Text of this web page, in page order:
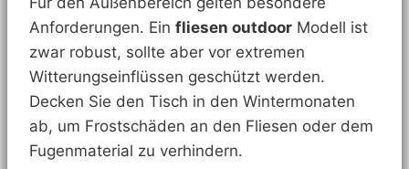
Anforderungen. Ein fliesen outdoor Modell ist
zwar robust, sollte aber vor extremen
Witterungseinflüssen geschützt werden.
Decken Sie den Tisch in den Wintermonaten
ab, um Frostschäden an den Fliesen oder dem
Fugenmaterial zu verhindern.